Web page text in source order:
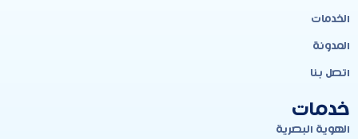
الخدمات
المدونة
اتصل بنا
خدمات
الهوية البصرية